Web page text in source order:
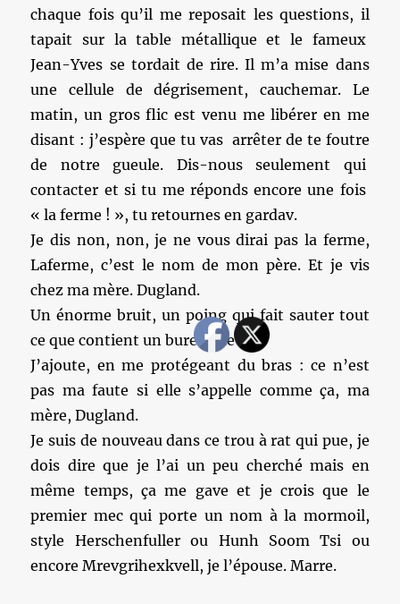
chaque fois qu’il me reposait les questions, il
tapait sur la table métallique et le fameux
Jean-Yves se tordait de rire. Il m’a mise dans
une cellule de dégrisement, cauchemar. Le
matin, un gros flic est venu me libérer en me
disant : j’espère que tu vas arrêter de te foutre
de notre gueule. Dis-nous seulement qui
contacter et si tu me réponds encore une fois
« la ferme ! », tu retournes en gardav.
Je dis non, non, je ne vous dirai pas la ferme,
Laferme, c’est le nom de mon père. Et je vis
chez ma mère. Dugland.
Un énorme bruit, un poing qui fait sauter tout
ce que contient un bureau de flic.
J’ajoute, en me protégeant du bras : ce n’est
pas ma faute si elle s’appelle comme ça, ma
mère, Dugland.
Je suis de nouveau dans ce trou à rat qui pue, je
dois dire que je l’ai un peu cherché mais en
même temps, ça me gave et je crois que le
premier mec qui porte un nom à la mormoil,
style Herschenfuller ou Hunh Soom Tsi ou
encore Mrevgrihexkvell, je l’épouse. Marre.